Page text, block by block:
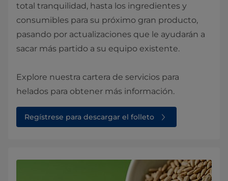
total tranquilidad, hasta los ingredientes y
consumibles para su próximo gran producto,
pasando por actualizaciones que le ayudarán a
sacar más partido a su equipo existente.
Explore nuestra cartera de servicios para
helados para obtener más información.
Regístrese para descargar el folleto